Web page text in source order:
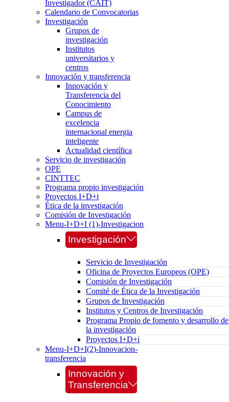
Investigador (CAIT)
Calendario de Convocatorias
Investigación
Grupos de
investigación
Institutos
universitarios y
centros
Innovación y transferencia
Innovación y
Transferencia del
Conocimiento
Campus de
excelencia
internacional energia
inteligente
Actualidad científica
Servicio de investigación
OPE
CINTTEC
Programa propio investigación
Proyectos I+D+i
Ética de la investigación
Comisión de Investigación
Menu-I+D+I (1)-Investigacion
Investigación
Servicio de Investigación
Oficina de Proyectos Europeos (OPE)
Comisión de Investigación
Comité de Ética de la Investigación
Grupos de Investigación
Institutos y Centros de Investigación
Programa Propio de fomento y desarrollo de
la investigación
Proyectos I+D+i
Menu-I+D+I(2)-Innovacion-
transferencia
Innovación y
Transferencia